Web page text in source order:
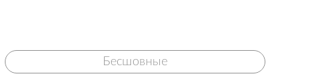
Бесшовные